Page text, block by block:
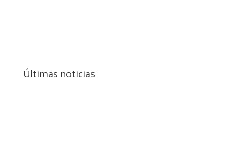
Últimas noticias